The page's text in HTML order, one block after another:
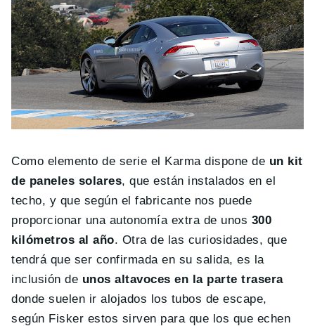
Como elemento de serie el Karma dispone de un kit
de paneles solares, que están instalados en el
techo, y que según el fabricante nos puede
proporcionar una autonomía extra de unos 300
kilómetros al año. Otra de las curiosidades, que
tendrá que ser confirmada en su salida, es la
inclusión de unos altavoces en la parte trasera
donde suelen ir alojados los tubos de escape,
según Fisker estos sirven para que los que echen